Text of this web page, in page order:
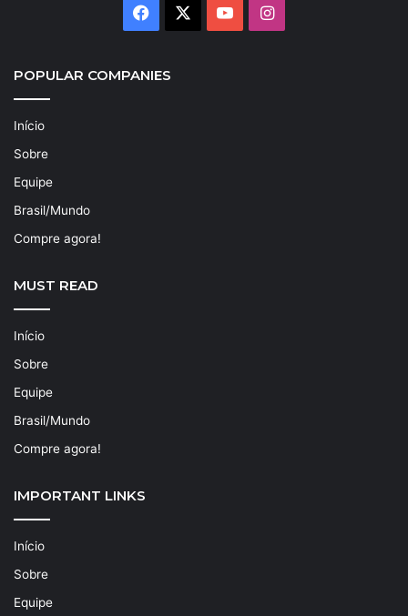
Facebook YouTubeInstagram
POPULAR COMPANIES
Início
Sobre
Equipe
Brasil/Mundo
Compre agora!
MUST READ
Início
Sobre
Equipe
Brasil/Mundo
Compre agora!
IMPORTANT LINKS
Início
Sobre
Equipe